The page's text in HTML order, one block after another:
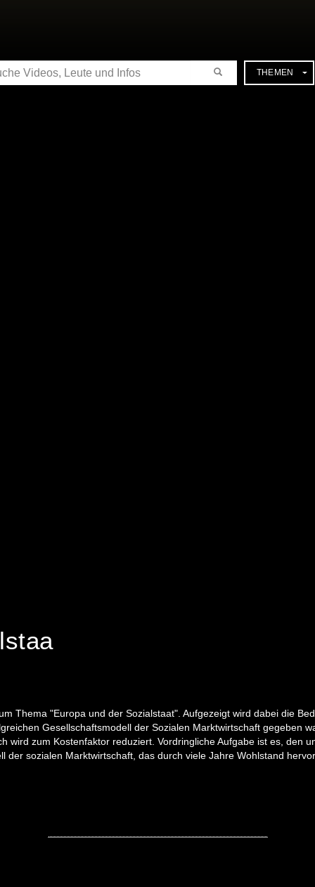
THEMEN
Thema "Europa und der Sozialstaat". Aufgezeigt wird dabei die
Gesellschaftsmodell der Sozialen Marktwirtschaft gegeben
wird zum Kostenfaktor reduziert. Vordringliche Aufgabe ist es, den
der sozialen Marktwirtschaft, das durch viele Jahre Wohlstand